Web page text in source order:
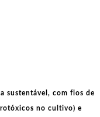
sustentável, com fios de
no cultivo) e